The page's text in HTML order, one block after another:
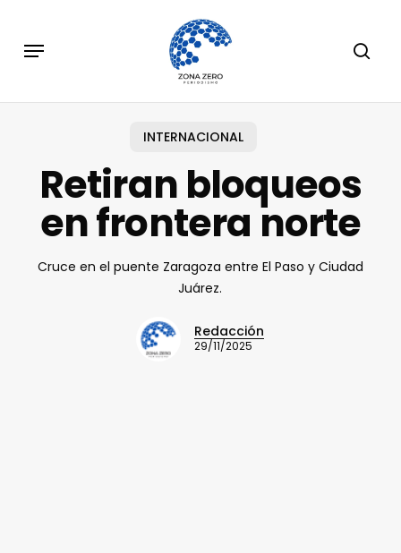
main
Menu
INTERNACIONAL
Retiran bloqueos
en frontera norte
Cruce en el puente Zaragoza entre El Paso y Ciudad
Juárez.
Redacción
29/11/2025